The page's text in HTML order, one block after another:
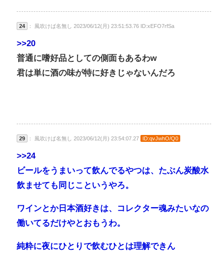
24 ： 風吹けば名無し 2023/06/12(月) 23:51:53.76 ID:xEFO7rfSa
>>20
普通に嗜好品としての側面もあるわw
君は単に酒の味が特に好きじゃないんだろ
29 ： 風吹けば名無し 2023/06/12(月) 23:54:07.27 ID:qvJwhO/Q0
>>24
ビールをうまいって飲んでるやつは、たぶん炭酸水
飲ませても同じこというやろ。
ワインとか日本酒好きは、コレクター魂みたいなの
働いてるだけやとおもうわ。
純粋に夜にひとりで飲むひとは理解できん